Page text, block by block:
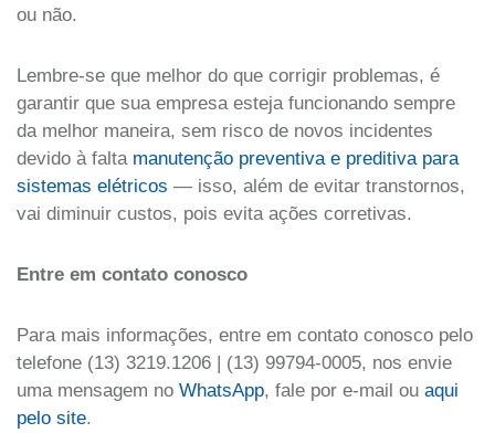
ou não.
Lembre-se que melhor do que corrigir problemas, é
garantir que sua empresa esteja funcionando sempre
da melhor maneira, sem risco de novos incidentes
devido à falta manutenção preventiva e preditiva para
sistemas elétricos — isso, além de evitar transtornos,
vai diminuir custos, pois evita ações corretivas.
Entre em contato conosco
Para mais informações, entre em contato conosco pelo
telefone (13) 3219.1206 | (13) 99794-0005, nos envie
uma mensagem no WhatsApp, fale por e-mail ou aqui
pelo site.